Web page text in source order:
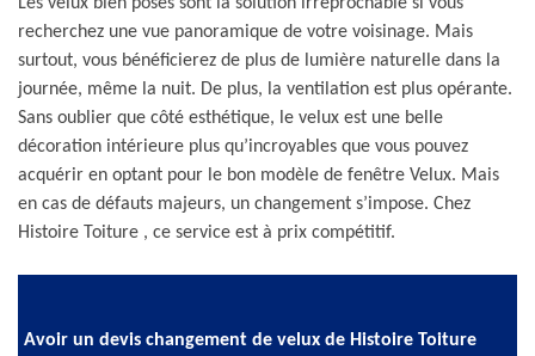
recherchez une vue panoramique de votre voisinage. Mais
surtout, vous bénéficierez de plus de lumière naturelle dans la
journée, même la nuit. De plus, la ventilation est plus opérante.
Sans oublier que côté esthétique, le velux est une belle
décoration intérieure plus qu’incroyables que vous pouvez
acquérir en optant pour le bon modèle de fenêtre Velux. Mais
en cas de défauts majeurs, un changement s’impose. Chez
Histoire Toiture , ce service est à prix compétitif.
Avoir un devis changement de velux de Histoire Toiture